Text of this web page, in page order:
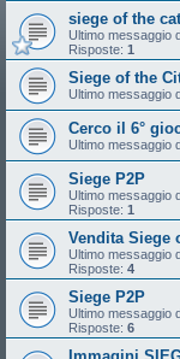
siege of the
Ultimo messaggio
Risposte: 1
Siege of the
Ultimo messaggio
Cerco il 6°
Ultimo messaggio
Siege P2P
Ultimo messaggio
Risposte: 1
Vendita Siege
Ultimo messaggio
Risposte: 4
Siege P2P
Ultimo messaggio
Risposte: 6